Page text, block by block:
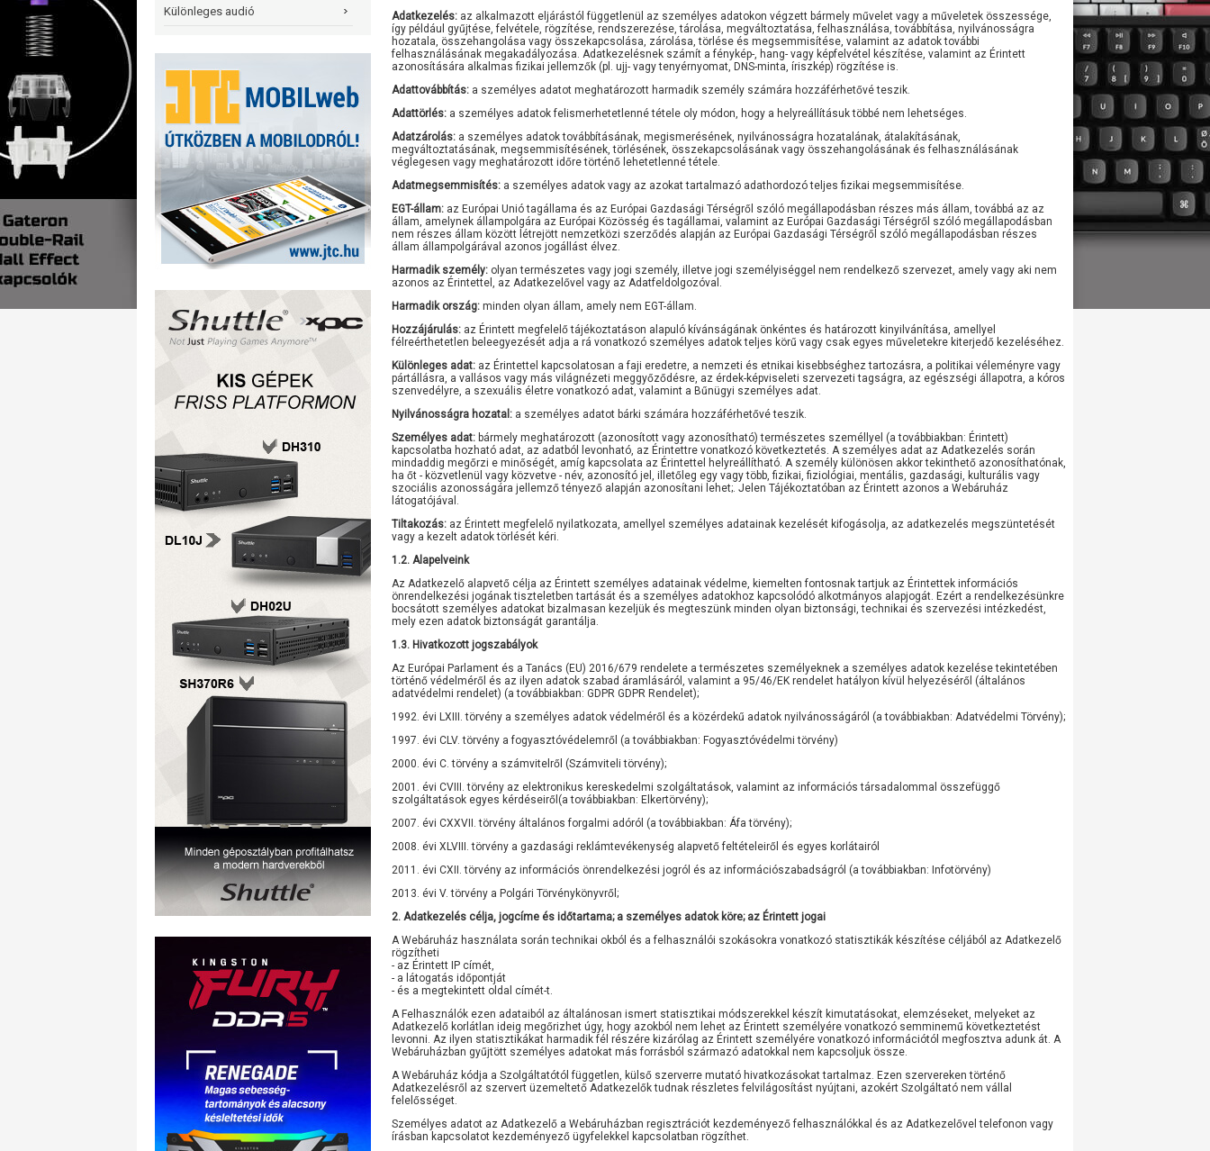
Különleges audió
Adatkezelés: az alkalmazott eljárástól függetlenül az személyes adatokon végzett bármely művelet vagy a műveletek összessége,
így például gyűjtése, felvétele, rögzítése, rendszerezése, tárolása, megváltoztatása, felhasználása, továbbítása, nyilvánosságra
hozatala, összehangolása vagy összekapcsolása, zárolása, törlése és megsemmisítése, valamint az adatok további
felhasználásának megakadályozása. Adatkezelésnek számít a fénykép-, hang- vagy képfelvétel készítése, valamint az Érintett
azonosítására alkalmas fizikai jellemzők (pl. ujj- vagy tenyérnyomat, DNS-minta, íriszkép) rögzítése is.
Adattovábbítás: a személyes adatot meghatározott harmadik személy számára hozzáférhetővé teszik.
Adattörlés: a személyes adatok felismerhetetlenné tétele oly módon, hogy a helyreállításuk többé nem lehetséges.
Adatzárolás: a személyes adatok továbbításának, megismerésének, nyilvánosságra hozatalának, átalakításának,
megváltoztatásának, megsemmisítésének, törlésének, összekapcsolásának vagy összehangolásának és felhasználásának
véglegesen vagy meghatározott időre történő lehetetlenné tétele.
Adatmegsemmisítés: a személyes adatok vagy az azokat tartalmazó adathordozó teljes fizikai megsemmisítése.
EGT-állam: az Európai Unió tagállama és az Európai Gazdasági Térségről szóló megállapodásban részes más állam, továbbá az az
állam, amelynek állampolgára az Európai Közösség és tagállamai, valamint az Európai Gazdasági Térségről szóló megállapodásban
nem részes állam között létrejött nemzetközi szerződés alapján az Európai Gazdasági Térségről szóló megállapodásban részes
állam állampolgárával azonos jogállást élvez.
Harmadik személy: olyan természetes vagy jogi személy, illetve jogi személyiséggel nem rendelkező szervezet, amely vagy aki nem
azonos az Érintettel, az Adatkezelővel vagy az Adatfeldolgozóval.
Harmadik ország: minden olyan állam, amely nem EGT-állam.
Hozzájárulás: az Érintett megfelelő tájékoztatáson alapuló kívánságának önkéntes és határozott kinyilvánítása, amellyel
félreérthetetlen beleegyezését adja a rá vonatkozó személyes adatok teljes körű vagy csak egyes műveletekre kiterjedő kezeléséhez.
Különleges adat: az Érintettel kapcsolatosan a faji eredetre, a nemzeti és etnikai kisebbséghez tartozásra, a politikai véleményre vagy
pártállásra, a vallásos vagy más világnézeti meggyőződésre, az érdek-képviseleti szervezeti tagságra, az egészségi állapotra, a kóros
szenvedélyre, a szexuális életre vonatkozó adat, valamint a Bűnügyi személyes adat.
Nyilvánosságra hozatal: a személyes adatot bárki számára hozzáférhetővé teszik.
Személyes adat: bármely meghatározott (azonosított vagy azonosítható) természetes személlyel (a továbbiakban: Érintett)
kapcsolatba hozható adat, az adatból levonható, az Érintettre vonatkozó következtetés. A személyes adat az Adatkezelés során
mindaddig megőrzi e minőségét, amíg kapcsolata az Érintettel helyreállítható. A személy különösen akkor tekinthető azonosíthatónak,
ha őt - közvetlenül vagy közvetve - név, azonosító jel, illetőleg egy vagy több, fizikai, fiziológiai, mentális, gazdasági, kulturális vagy
szociális azonosságára jellemző tényező alapján azonosítani lehet;. Jelen Tájékoztatóban az Érintett azonos a Webáruház
látogatójával.
Tiltakozás: az Érintett megfelelő nyilatkozata, amellyel személyes adatainak kezelését kifogásolja, az adatkezelés megszüntetését
vagy a kezelt adatok törlését kéri.
1.2. Alapelveink
Az Adatkezelő alapvető célja az Érintett személyes adatainak védelme, kiemelten fontosnak tartjuk az Érintettek információs
önrendelkezési jogának tiszteletben tartását és a személyes adatokhoz kapcsolódó alkotmányos alapjogát. Ezért a rendelkezésünkre
bocsátott személyes adatokat bizalmasan kezeljük és megteszünk minden olyan biztonsági, technikai és szervezési intézkedést,
mely ezen adatok biztonságát garantálja.
1.3. Hivatkozott jogszabályok
Az Európai Parlament és a Tanács (EU) 2016/679 rendelete a természetes személyeknek a személyes adatok kezelése tekintetében
történő védelméről és az ilyen adatok szabad áramlásáról, valamint a 95/46/EK rendelet hatályon kívül helyezéséről (általános
adatvédelmi rendelet) (a továbbiakban: GDPR GDPR Rendelet);
1992. évi LXIII. törvény a személyes adatok védelméről és a közérdekű adatok nyilvánosságáról (a továbbiakban: Adatvédelmi Törvény);
1997. évi CLV. törvény a fogyasztóvédelemről (a továbbiakban: Fogyasztóvédelmi törvény)
2000. évi C. törvény a számvitelről (Számviteli törvény);
2001. évi CVIII. törvény az elektronikus kereskedelmi szolgáltatások, valamint az információs társadalommal összefüggő
szolgáltatások egyes kérdéseiről(a továbbiakban: Elkertörvény);
2007. évi CXXVII. törvény általános forgalmi adóról (a továbbiakban: Áfa törvény);
2008. évi XLVIII. törvény a gazdasági reklámtevékenység alapvető feltételeiről és egyes korlátairól
2011. évi CXII. törvény az információs önrendelkezési jogról és az információszabadságról (a továbbiakban: Infotörvény)
2013. évi V. törvény a Polgári Törvénykönyvről;
2. Adatkezelés célja, jogcíme és időtartama; a személyes adatok köre; az Érintett jogai
A Webáruház használata során technikai okból és a felhasználói szokásokra vonatkozó statisztikák készítése céljából az Adatkezelő
rögzítheti
- az Érintett IP címét,
- a látogatás időpontját
- és a megtekintett oldal címét-t.
A Felhasználók ezen adataiból az általánosan ismert statisztikai módszerekkel készít kimutatásokat, elemzéseket, melyeket az
Adatkezelő korlátlan ideig megőrizhet úgy, hogy azokból nem lehet az Érintett személyére vonatkozó semminemű következtetést
levonni. Az ilyen statisztikákat harmadik fél részére kizárólag az Érintett személyére vonatkozó információtól megfosztva adunk át. A
Webáruházban gyűjtött személyes adatokat más forrásból származó adatokkal nem kapcsoljuk össze.
A Webáruház kódja a Szolgáltatótól független, külső szerverre mutató hivatkozásokat tartalmaz. Ezen szervereken történő
Adatkezelésről az szervert üzemeltető Adatkezelők tudnak részletes felvilágosítást nyújtani, azokért Szolgáltató nem vállal
felelősséget.
Személyes adatot az Adatkezelő a Webáruházban regisztrációt kezdeményező felhasználókkal és az Adatkezelővel telefonon vagy
írásban kapcsolatot kezdeményező ügyfelekkel kapcsolatban rögzíthet.